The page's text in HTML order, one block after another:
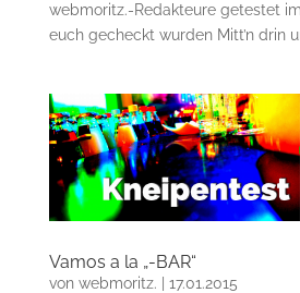
webmoritz.-Redakteure getestet im
euch gecheckt wurden Mitt’n drin
Vamos a la „-BAR“
von webmoritz. 17.01.2015